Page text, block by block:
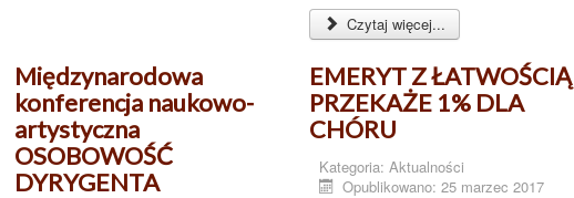
Czytaj więcej...
Międzynarodowa
konferencja naukowo-
artystyczna
OSOBOWOŚĆ
DYRYGENTA
EMERYT Z ŁATWOŚCIĄ
PRZEKAŻE 1% DLA
CHÓRU
Kategoria:Aktualności
Opublikowano: 25 marzec 2017